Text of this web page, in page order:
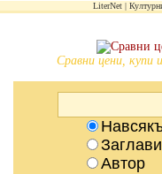
LiterNet
Сравни цени, купи
Автор